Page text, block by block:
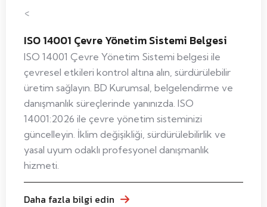
<
ISO 14001 Çevre Yönetim Sistemi Belgesi
ISO 14001 Çevre Yönetim Sistemi belgesi ile
çevresel etkileri kontrol altına alın, sürdürülebilir
üretim sağlayın. BD Kurumsal, belgelendirme ve
danışmanlık süreçlerinde yanınızda. ISO
14001:2026 ile çevre yönetim sisteminizi
güncelleyin. İklim değişikliği, sürdürülebilirlik ve
yasal uyum odaklı profesyonel danışmanlık
hizmeti.
Daha fazla bilgi edin